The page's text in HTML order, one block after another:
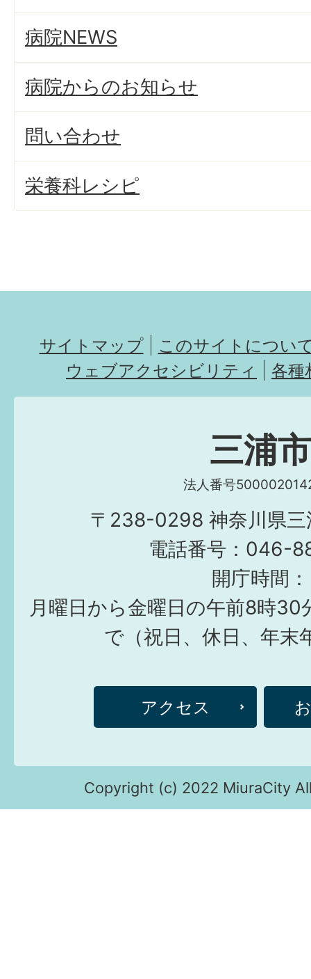
病院NEWS
病院からのお知らせ
問い合わせ
栄養科レシピ
サイトマップ
このサイトについ
ウェブアクセシビリティ
各種
三浦市
法人番号
〒238-0298 神奈川県三
電話番号：046-
開庁時間：
月曜日から金曜日の午前8時30
で（祝日、休日、年末
アクセス
Copyright (c) 2022 MiuraCity